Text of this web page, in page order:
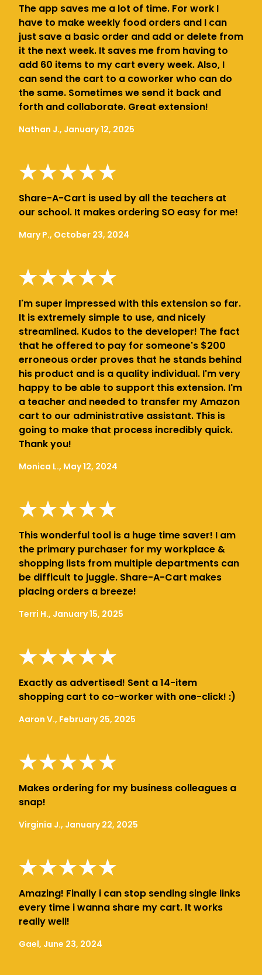
The app saves me a lot of time. For work I
have to make weekly food orders and I can
just save a basic order and add or delete from
it the next week. It saves me from having to
add 60 items to my cart every week. Also, I
can send the cart to a coworker who can do
the same. Sometimes we send it back and
forth and collaborate. Great extension!
Nathan J., January 12, 2025
Share-A-Cart is used by all the teachers at
our school. It makes ordering SO easy for me!
Mary P., October 23, 2024
I'm super impressed with this extension so far.
It is extremely simple to use, and nicely
streamlined. Kudos to the developer! The fact
that he offered to pay for someone's $200
erroneous order proves that he stands behind
his product and is a quality individual. I'm very
happy to be able to support this extension. I'm
a teacher and needed to transfer my Amazon
cart to our administrative assistant. This is
going to make that process incredibly quick.
Thank you!
Monica L., May 12, 2024
This wonderful tool is a huge time saver! I am
the primary purchaser for my workplace &
shopping lists from multiple departments can
be difficult to juggle. Share-A-Cart makes
placing orders a breeze!
Terri H., January 15, 2025
Exactly as advertised! Sent a 14-item
shopping cart to co-worker with one-click! :)
Aaron V., February 25, 2025
Makes ordering for my business colleagues a
snap!
Virginia J., January 22, 2025
Amazing! Finally i can stop sending single links
every time i wanna share my cart. It works
really well!
Gael, June 23, 2024